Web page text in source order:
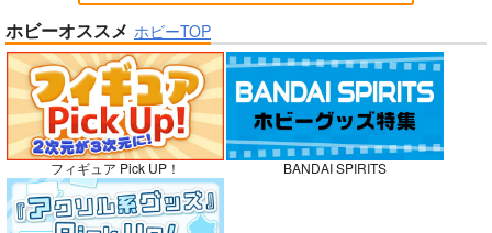
カート カート カート
No.10
完全解呪のプリースト 2
嫁候補、うちに住むらしい。 #古民
家・美少女3人・耳付き幼馴染
禁断で禁断じゃないちょっと禁断な
義兄妹ラブコメは未遂えっちから始
ホビーオススメ ホビーTOP
フィギュア Pick UP！ BANDAI SPIRITS